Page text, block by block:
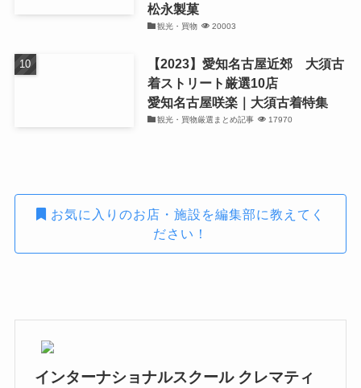
松永製菓
観光・買物 20003
【2023】愛知名古屋近郊 大須古
着ストリート厳選10店
愛知名古屋咲楽｜大須古着特集
観光・買物厳選まとめ記事 17970
お気に入りのお店・施設を編集部に教えてく
ださい！
インターナショナルスクール クレマティ